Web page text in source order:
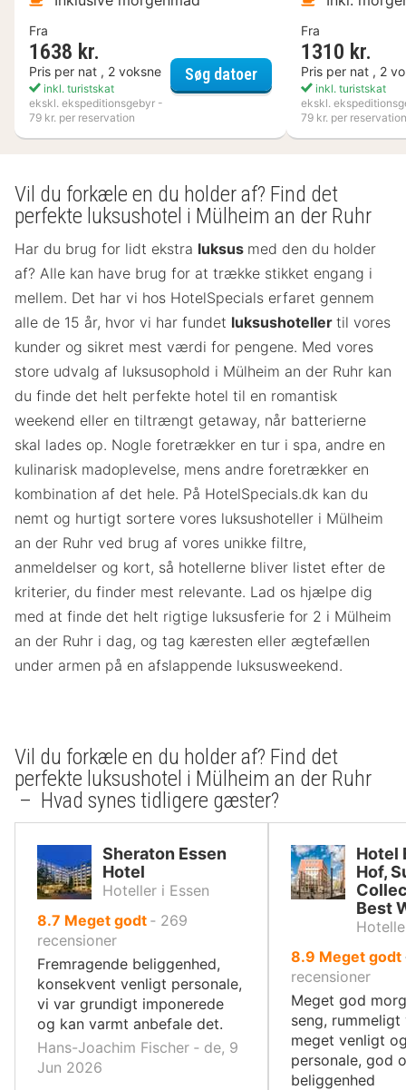
Fra
1638 kr.
Pris per nat , 2 voksne
inkl. turistskat
ekskl. ekspeditionsgebyr -
79 kr. per reservation
Søg datoerKosta Boda Art Hotel
Fra
1310 kr.
Pris per nat , 2
inkl. turistskat
ekskl.
79 kr. per reservation
Vil du forkæle en du holder af? Find det
perfekte luksushotel i Mülheim an der Ruhr
Har du brug for lidt ekstra luksus med den du holder
af? Alle kan have brug for at trække stikket engang i
mellem. Det har vi hos HotelSpecials erfaret gennem
alle de 15 år, hvor vi har fundet luksushoteller til vores
kunder og sikret mest værdi for pengene. Med vores
store udvalg af luksusophold i Mülheim an der Ruhr kan
du finde det helt perfekte hotel til en romantisk
weekend eller en tiltrængt getaway, når batterierne
skal lades op. Nogle foretrækker en tur i spa, andre en
kulinarisk madoplevelse, mens andre foretrækker en
kombination af det hele. På HotelSpecials.dk kan du
nemt og hurtigt sortere vores luksushoteller i Mülheim
an der Ruhr ved brug af vores unikke filtre,
anmeldelser og kort, så hotellerne bliver listet efter de
kriterier, du finder mest relevante. Lad os hjælpe dig
med at finde det helt rigtige luksusferie for 2 i Mülheim
an der Ruhr i dag, og tag kæresten eller ægtefællen
under armen på en afslappende luksusweekend.
Vil du forkæle en du holder af? Find det
perfekte luksushotel i Mülheim an der Ruhr
– Hvad synes tidligere gæster?
Sheraton Essen
Hotel
Hoteller i Essen
8.7 ud
af
10,
Meget godt ‐ 269
recensioner
Fremragende beliggenhed,
konsekvent venligt personale,
vi var grundigt imponerede
og kan varmt anbefale det.
Hans-Joachim Fischer ‐ de, 9
Jun 2026
Hotel
Hof,
Best
8.9 ud
af
10,
Meget godt
recensioner
Meget god
seng,
meget venligt
personale, god
beliggenhed